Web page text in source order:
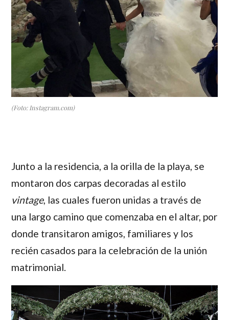
(Foto: Instagram.com)
Junto a la residencia, a la orilla de la playa, se
montaron dos carpas decoradas al estilo
vintage, las cuales fueron unidas a través de
una largo camino que comenzaba en el altar, por
donde transitaron amigos, familiares y los
recién casados para la celebración de la unión
matrimonial.